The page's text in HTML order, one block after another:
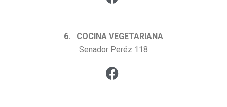
6. COCINA VEGETARIANA
Senador Peréz 118